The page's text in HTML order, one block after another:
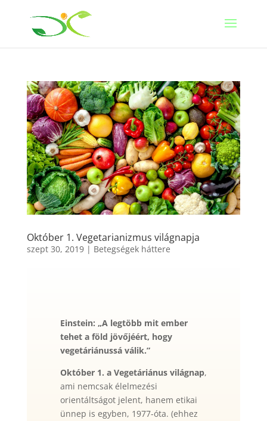
Október 1. Vegetarianizmus világnapja
szept 30, 2019| Betegségek háttere
Einstein: „A legtöbb mit ember
tehet a föld jövőjéért, hogy
vegetáriánussá válik.”
Október 1. a Vegetáriánus világnap,
ami nemcsak élelmezési
orientáltságot jelent, hanem etikai
ünnep is egyben, 1977-óta. (ehhez